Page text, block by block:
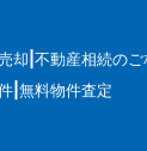
却 不動産相続のご
無料物件査定